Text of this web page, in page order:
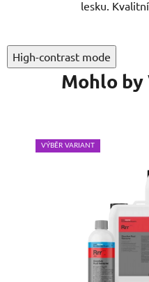
lesku. Kvalitní
High-contrast mode
Mohlo by
VÝBĚR VARIANT